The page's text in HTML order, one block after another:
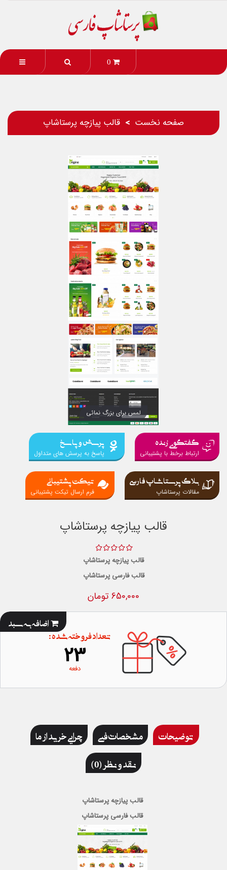
0
صفحه نخست قالب پیازچه پرستاشاپ
لمس برای بزرگ نمائی
گفتگوی زنده
ارتباط برخط با پشتیبانی
پرسش و پاسخ
پاسخ به پرسش های متداول
بلاگ پرستاشاپ فارسی
مقالات پرستاشاپ
تیکت پشتیبانی
فرم ارسال تیکت پشتیبانی
قالب پیازچه پرستاشاپ
قالب پیازچه پرستاشاپ
قالب فارسی پرستاشاپ
650,000 تومان
اضافه به سبد
تعداد فروخته شده :
23
دفعه
توضیحات مشخصات فنی
چرایی خرید از ما
نقد و نظر (0)
قالب پیازچه پرستاشاپ
قالب فارسی پرستاشاپ